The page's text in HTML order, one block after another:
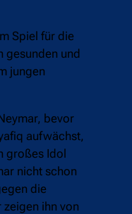
Spiel für die
gesunden und
jungen
bevor
aufwächst,
großes Idol
nicht schon
die
ihn von